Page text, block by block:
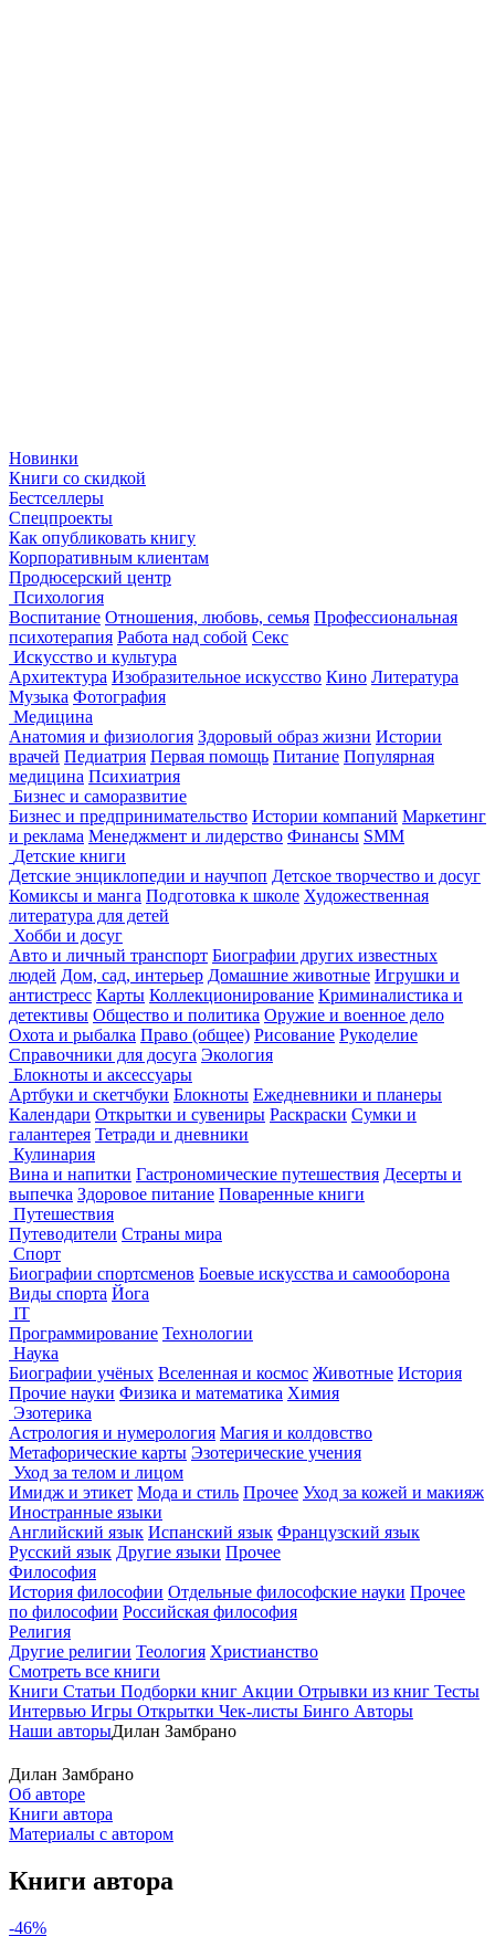
Новинки
Книги со скидкой
Бестселлеры
Спецпроекты
Как опубликовать книгу
Корпоративным клиентам
Продюсерский центр
Психология
Воспитание Отношения, любовь, семья Профессиональная
психотерапия Работа над собой Секс
Искусство и культура
Архитектура Изобразительное искусство Кино Литература
Музыка Фотография
Медицина
Анатомия и физиология Здоровый образ жизни Истории
врачей Педиатрия Первая помощь Питание Популярная
медицина Психиатрия
Бизнес и саморазвитие
Бизнес и предпринимательство Истории компаний Маркетинг
и реклама Менеджмент и лидерство Финансы SMM
Детские книги
Детские энциклопедии и научпоп Детское творчество и досуг
Комиксы и манга Подготовка к школе Художественная
литература для детей
Хобби и досуг
Авто и личный транспорт Биографии других известных
людей Дом, сад, интерьер Домашние животные Игрушки и
антистресс Карты Коллекционирование Криминалистика и
детективы Общество и политика Оружие и военное дело
Охота и рыбалка Право (общее) Рисование Рукоделие
Справочники для досуга Экология
Блокноты и аксессуары
Артбуки и скетчбуки Блокноты Ежедневники и планеры
Календари Открытки и сувениры Раскраски Сумки и
галантерея Тетради и дневники
Кулинария
Вина и напитки Гастрономические путешествия Десерты и
выпечка Здоровое питание Поваренные книги
Путешествия
Путеводители Страны мира
Спорт
Биографии спортсменов Боевые искусства и самооборона
Виды спорта Йога
IT
Программирование Технологии
Наука
Биографии учёных Вселенная и космос Животные История
Прочие науки Физика и математика Химия
Эзотерика
Астрология и нумерология Магия и колдовство
Метафорические карты Эзотерические учения
Уход за телом и лицом
Имидж и этикет Мода и стиль Прочее Уход за кожей и макияж
Иностранные языки
Английский язык Испанский язык Французский язык
Русский язык Другие языки Прочее
Философия
История философии Отдельные философские науки Прочее
по философии Российская философия
Религия
Другие религии Теология Христианство
Смотреть все книги
Книги Статьи Подборки книг Акции Отрывки из книг Тесты
Интервью Игры Открытки Чек-листы Бинго Авторы
Наши авторыДилан Замбрано
Дилан Замбрано
Об авторе
Книги автора
Материалы с автором
Книги автора
-46%